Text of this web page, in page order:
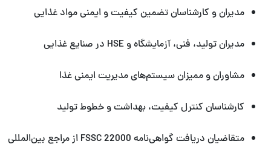
مدیران و کارشناسان تضمین کیفیت و ایمنی مواد غذایی
مدیران تولید، فنی، آزمایشگاه و HSE در صنایع غذایی
مشاوران و ممیزان سیستم‌های مدیریت ایمنی غذا
کارشناسان کنترل کیفیت، بهداشت و خطوط تولید
متقاضیان دریافت گواهی‌نامه FSSC 22000 از مراجع بین‌المللی